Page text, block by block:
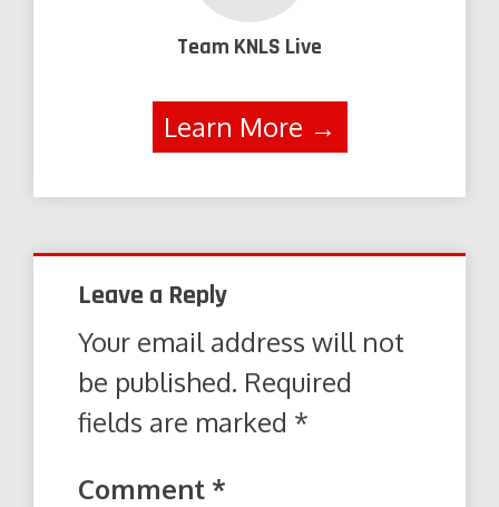
Team KNLS Live
Learn More →
Leave a Reply
Your email address will not
be published. Required
fields are marked *
Comment *